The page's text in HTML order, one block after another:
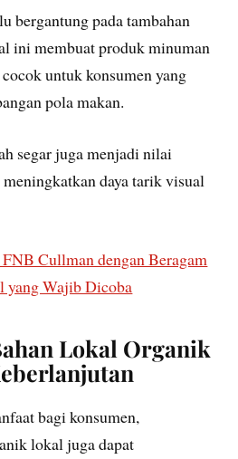
bergantung pada tambahan
ini membuat produk minuman
untuk konsumen yang
pola makan.
segar juga menjadi nilai
daya tarik visual
Cullman dengan Beragam
yang Wajib Dicoba
Lokal Organik
bagi konsumen,
lokal juga dapat